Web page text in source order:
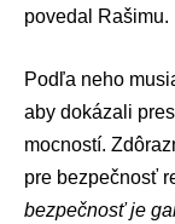
povedal Rašimu.
Podľa neho
aby dokázali
mocností.
pre bezpečnosť
bezpečnosť je